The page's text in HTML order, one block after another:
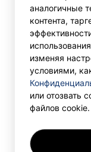
аналогичные
контента,
изменяя
условиями,
или отозвать
файлов cookie.